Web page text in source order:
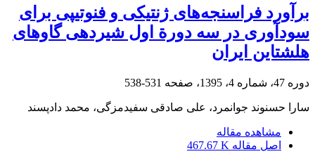
برآورد فراسنجه‌های ژنتیکی و فنوتیپی برای
سودآوری در سه دورة اول شیردهی گاوهای
هلشتاین ایران
دوره 47، شماره 4، 1395، صفحه 531-538
سارا حسنوند جوانمرد، علی صادقی سفیدمزگی، محمد دادپسند
مشاهده مقاله
اصل مقاله 467.67 K